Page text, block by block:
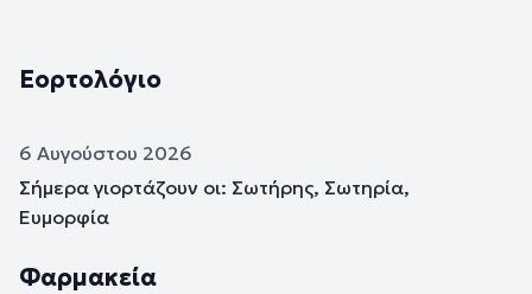
Εορτολόγιο
6 Αυγούστου 2026
Σήμερα γιορτάζουν οι: Σωτήρης, Σωτηρία,
Ευμορφία
Φαρμακεία